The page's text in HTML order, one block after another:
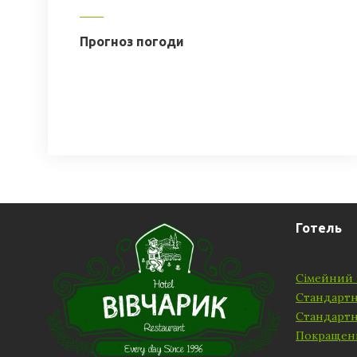
Прогноз погоди
Готель
Сімейний